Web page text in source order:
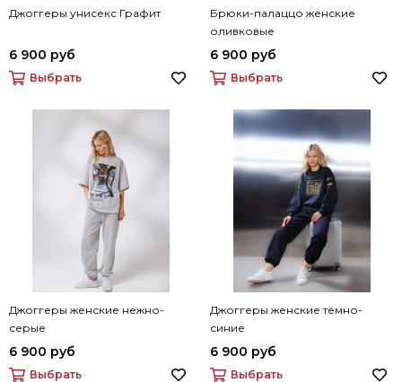
Джоггеры унисекс Графит
6 900 руб
Выбрать
Брюки-палаццо женские
оливковые
6 900 руб
Выбрать
Джоггеры женские нежно-
серые
6 900 руб
Выбрать
Джоггеры женские тёмно-
синие
6 900 руб
Выбрать